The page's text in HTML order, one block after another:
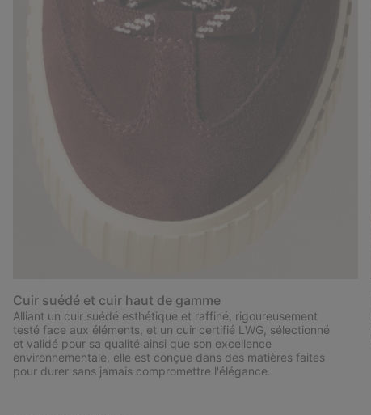
Cuir suédé et cuir haut de gamme
Alliant un cuir suédé esthétique et raffiné, rigoureusement
testé face aux éléments, et un cuir certifié LWG, sélectionné
et validé pour sa qualité ainsi que son excellence
environnementale, elle est conçue dans des matières faites
pour durer sans jamais compromettre l'élégance.